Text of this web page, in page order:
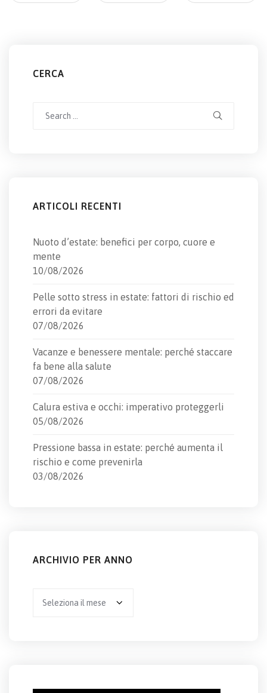
CERCA
ARTICOLI RECENTI
Nuoto d’estate: benefici per corpo, cuore e
mente
10/08/2026
Pelle sotto stress in estate: fattori di rischio ed
errori da evitare
07/08/2026
Vacanze e benessere mentale: perché staccare
fa bene alla salute
07/08/2026
Calura estiva e occhi: imperativo proteggerli
05/08/2026
Pressione bassa in estate: perché aumenta il
rischio e come prevenirla
03/08/2026
ARCHIVIO PER ANNO